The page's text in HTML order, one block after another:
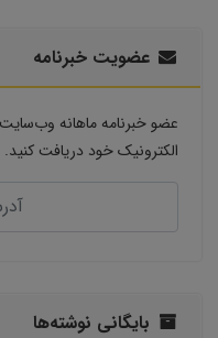
عضویت خبرنامه
عضو خبرنامه ماهانه
الکترونیک خود دریافت کنید.
بایگانی نوشته‌ها